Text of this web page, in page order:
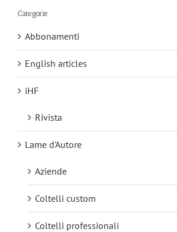
Categorie
Abbonamenti
English articles
iHF
Rivista
Lame d'Autore
Aziende
Coltelli custom
Coltelli professionali